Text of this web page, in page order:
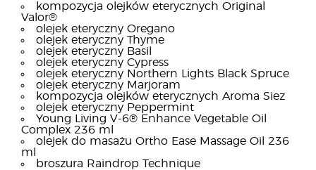
kompozycja olejków eterycznych Original
Valor®
olejek eteryczny Oregano
olejek eteryczny Thyme
olejek eteryczny Basil
olejek eteryczny Cypress
olejek eteryczny Northern Lights Black Spruce
olejek eteryczny Marjoram
kompozycja olejków eterycznych Aroma Siez
olejek eteryczny Peppermint
Young Living V-6® Enhance Vegetable Oil
Complex 236 ml
olejek do masażu Ortho Ease Massage Oil 236
ml
broszura Raindrop Technique